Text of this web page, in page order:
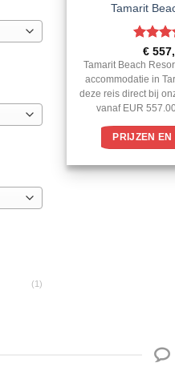
(1)
Tamarit
4uit 5
€
Tamarit Beach
accommodatie in
deze reis direct bij
vanaf EUR
PRIJZEN EN